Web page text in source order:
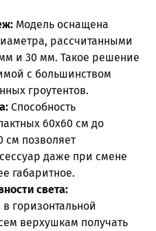
Модель оснащена
рассчитанными
и 30 мм. Такое решение
с большинством
гроутентов.
Способность
60x60 см до
см позволяет
даже при смене
габаритное.
света:
горизонтальной
верхушкам получать